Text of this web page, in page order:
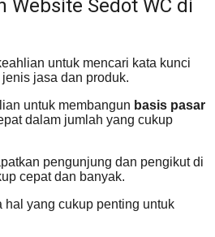
Website Sedot WC di
untuk mencari kata kunci
jasa dan produk.
untuk membangun basis pasar
dalam jumlah yang cukup
pengunjung dan pengikut di
cepat dan banyak.
hal yang cukup penting untuk